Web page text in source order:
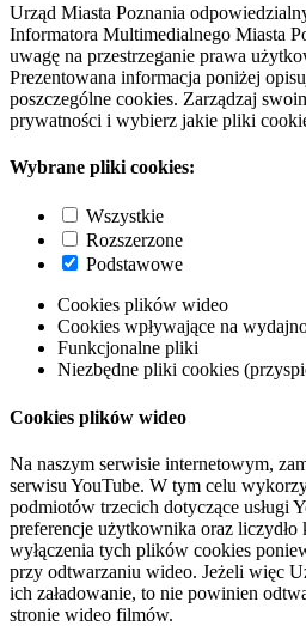
Urząd Miasta Poznania
Informatora Multimedialnego Miasta
uwagę na przestrzeganie prawa
Prezentowana informacja poniżej
poszczególne cookies. Zarządzaj
prywatności i wybierz jakie pliki
Wybrane pliki cookies:
Wszystkie
Rozszerzone
Podstawowe
Cookies plików wideo
Cookies wpływające na
Funkcjonalne pliki
Niezbędne pliki cookies
Cookies plików wideo
Na naszym serwisie internetowym,
serwisu YouTube. W tym celu
podmiotów trzecich dotyczące usługi
preferencje użytkownika oraz
wyłączenia tych plików cookies
przy odtwarzaniu wideo. Jeżeli więc
ich załadowanie, to nie powinien
stronie wideo filmów.